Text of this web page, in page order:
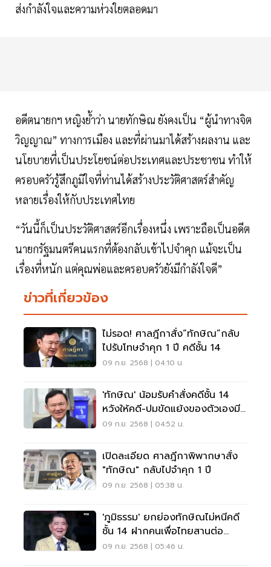
ส่งกำลังใจและความห่วงใยตลอดมา
อดีตนายกฯ หญิงย้ำว่า นายทักษิณ ยังคงเป็น “ผู้นำทางจิต
วิญญาณ” ทางการเมือง และที่ผ่านมาได้สร้างผลงาน และ
นโยบายที่เป็นประโยชน์ต่อประเทศและประชาชน ทำให้
ครอบครัวรู้สึกภูมิใจที่ท่านได้สร้างประวัติศาสตร์สำคัญ
หลายเรื่องให้กับประเทศไทย
“วันนี้ก็เป็นประวัติศาสตร์อีกเรื่องหนึ่ง เพราะถือเป็นอดีต
นายกรัฐมนตรีคนแรกที่ต้องกลับเข้าไปจำคุก แม้จะเป็น
เรื่องที่หนัก แต่คุณพ่อและครอบครัวยังมีกำลังใจดี”
ข่าวที่เกี่ยวข้อง
ไม่รอด! ศาลฎีกาสั่ง“ทักษิณ”กลับ
ไปรับโทษจำคุก 1 ปี คดีชั้น 14
09 ก.ย. 2568 | 04:10 น.
'ทักษิณ' น้อมรับคำสั่งคดีชั้น 14
หวังให้คดี-ปมขัดแย้งของตัวเองมี
ข้อยุติ
09 ก.ย. 2568 | 04:52 น.
เปิดละเอียด ศาลฎีกาพิพากษาสั่ง
"ทักษิณ" กลับไปจำคุก 1 ปี
09 ก.ย. 2568 | 05:38 น.
'ภูมิธรรม' ยกย่องทักษิณไม่หนีคดี
ชั้น 14 ฝากคนเพื่อไทยสานต่อ
อุดมการณ์
09 ก.ย. 2568 | 05:46 น.